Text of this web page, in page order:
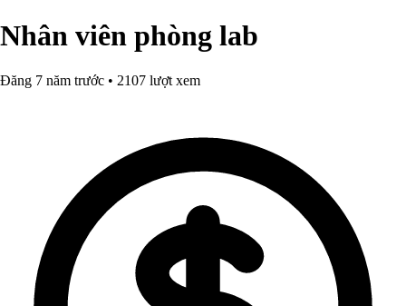
Nhân viên phòng lab
Đăng 7 năm trước • 2107 lượt xem